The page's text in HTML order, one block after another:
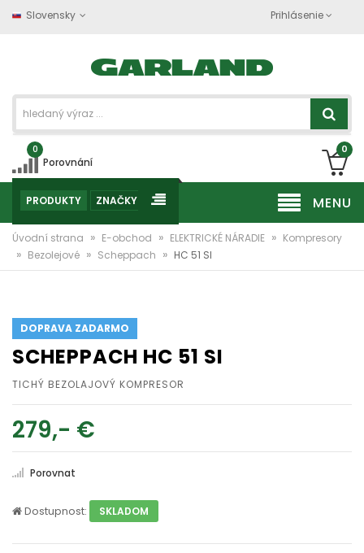
Slovensky Prihlásenie
0
Porovnání
0
MENU
PRODUKTY ZNAČKY
Úvodní strana » E-obchod » ELEKTRICKÉ NÁRADIE » Kompresory
» Bezolejové » Scheppach » HC 51 SI
DOPRAVA ZADARMO
SCHEPPACH HC 51 SI
TICHÝ BEZOLAJOVÝ KOMPRESOR
279,- €
Porovnat
Dostupnost: SKLADOM